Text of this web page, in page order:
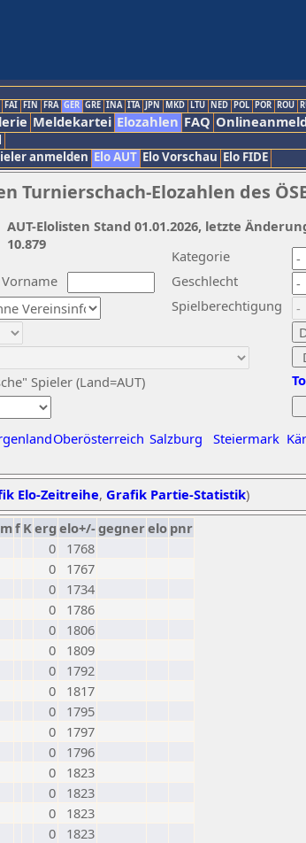
FAI FIN FRA GER GRE INA ITA JPN MKD LTU NED POL POR ROU
Meldekartei Elozahlen FAQ
anmelden Elo AUT Elo Vorschau Elo FIDE
Turnierschach-Elozahlen des
Vorname
Kategorie
Geschlecht
Spieler (Land=AUT)
Spielberechtigung
Oberösterreich Salzburg Steiermark
AUT-Elolisten Stand 01.01.2026, letzte
10.879
Elo-Zeitreihe, Grafik Partie-Statistik)
f Kerg elo+/-gegnerelo pnr
0
1768
0
1767
0
1734
0
1786
0
1806
0
1809
0
1792
0
1817
0
1795
0
1797
0
1796
0
1823
0
1823
0
1823
0
1823